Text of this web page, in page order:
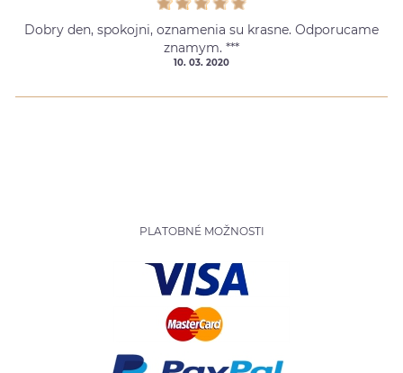
Dobry den, spokojni, oznamenia su krasne. Odporucame
znamym. ***
10. 03. 2020
PLATOBNÉ MOŽNOSTI